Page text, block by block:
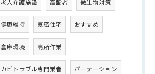
老人介護施設 高齢者 微生物対策
健康維持 気密住宅 おすすめ
倉庫環境 高所作業
カビトラブル専門業者 パーテーション